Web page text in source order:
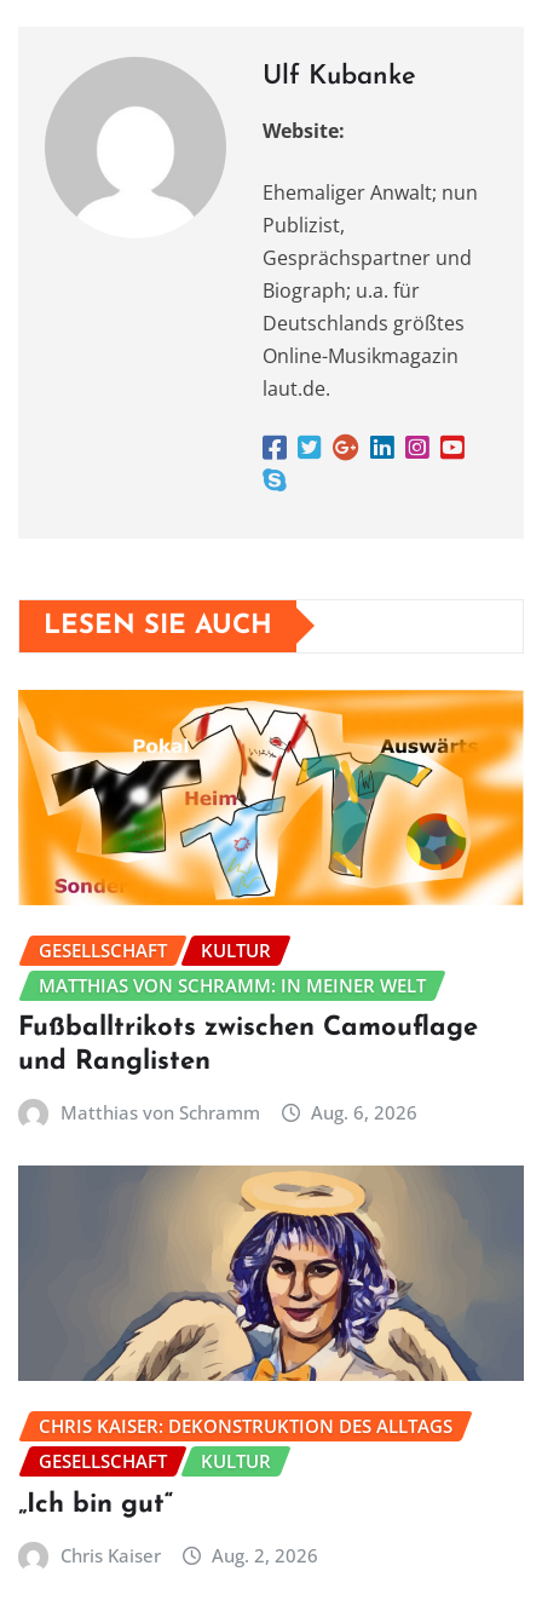
k Ulf Kubanke
Website:
Ehemaliger Anwalt; nun
Publizist,
Gesprächspartner und
Biograph; u.a. für
Deutschlands größtes
Online-Musikmagazin
laut.de.
LESEN SIE AUCH
GESELLSCHAFT
KULTUR
MATTHIAS VON SCHRAMM: IN MEINER WELT
Fußballtrikots zwischen Camouflage
und Ranglisten
Matthias von Schramm Aug. 6, 2026
CHRIS KAISER: DEKONSTRUKTION DES ALLTAGS
GESELLSCHAFT
KULTUR
„Ich bin gut“
Chris Kaiser Aug. 2, 2026